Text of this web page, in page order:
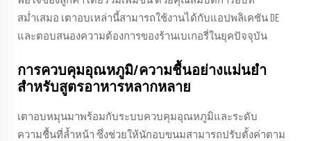
สม่ำเสมอ เตาอบเหล่านี้สามารถใช้งานได้กับแอปพลิเคชัน DE
และตอบสนองความต้องการของร้านเบเกอรี่ในยุคปัจจุบัน
การควบคุมอุณหภูมิ/ความชื้นอย่างแม่นยำ
สำหรับสูตรอาหารหลากหลาย
เตาอบหมุนมาพร้อมกับระบบควบคุมอุณหภูมิและระดับ
ความชื้นที่ล้ำหน้า ซึ่งช่วยให้นักอบขนมสามารถปรับตั้งค่าตาม